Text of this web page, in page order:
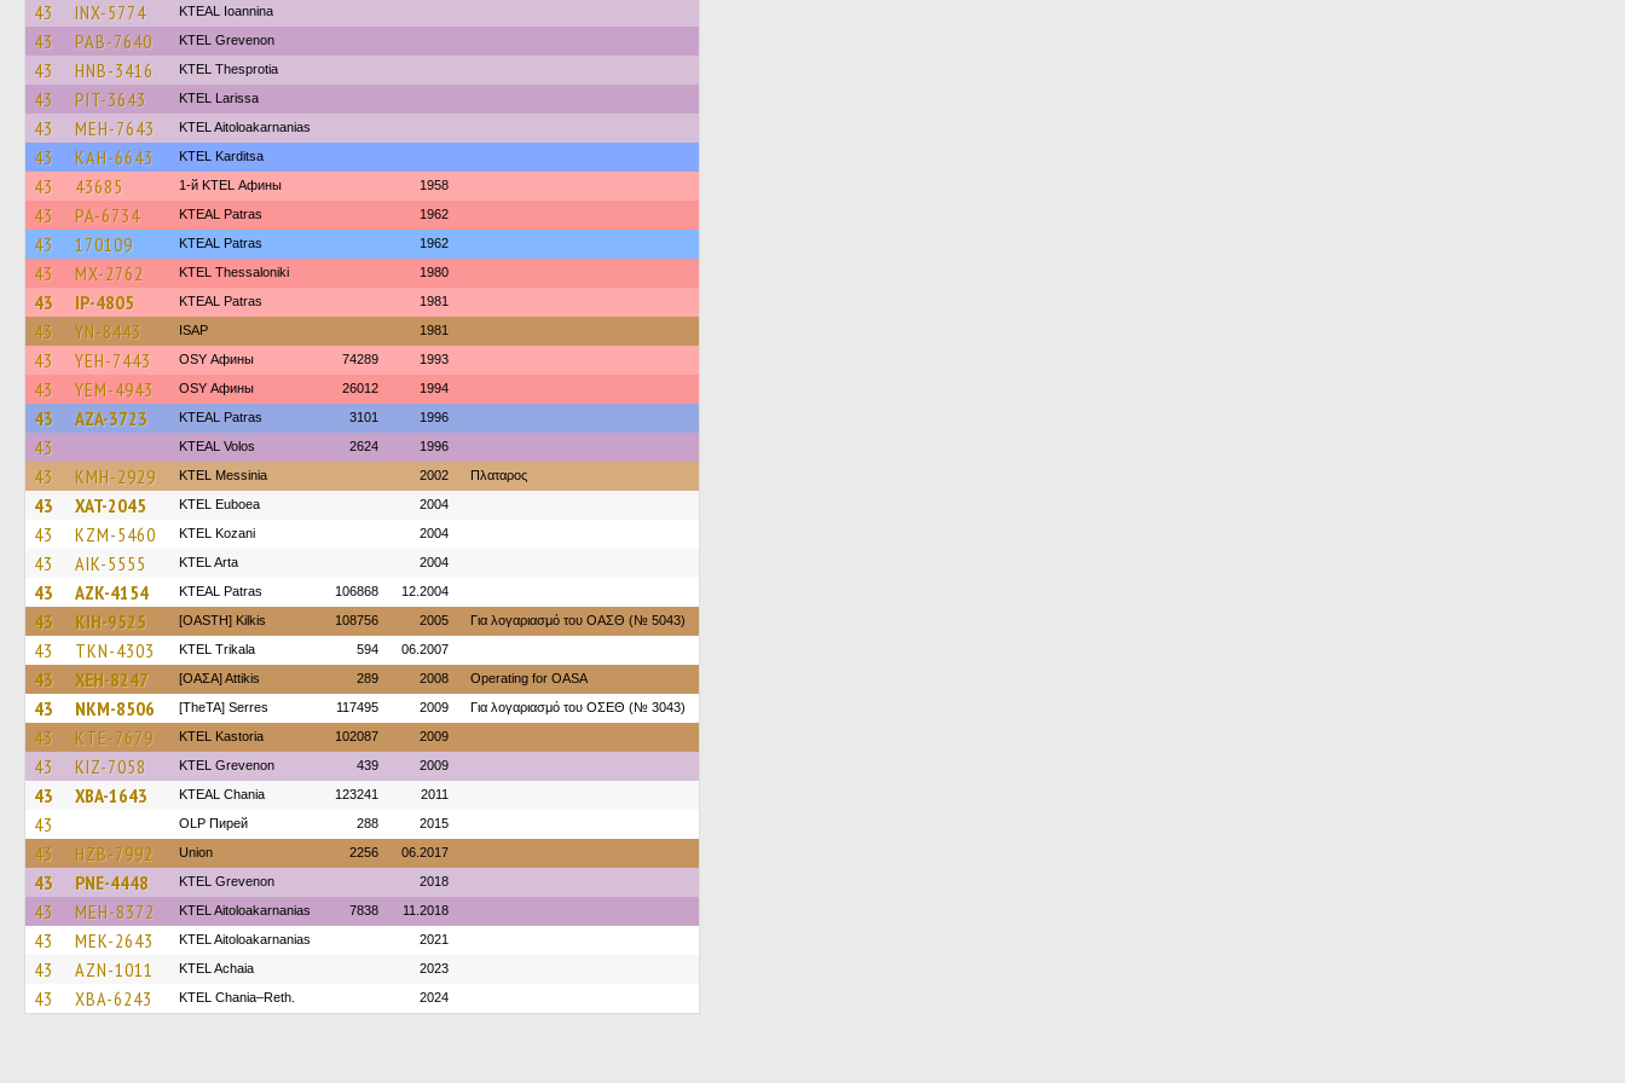
43 INX-5774 KTEAL Ioannina
43 PAB-7640 ΚΤΕL Grevenon
43 HNB-3416 KTEL Thesprotia
43 PIT-3643 KTEL Larissa
43 MEH-7643 KTEL Aitoloakarnanias
43 KAH-6643 ΚΤΕL Karditsa
43 43685 1-й KTEL Афины 1958
43 PA-6734 KTEAL Patras 1962
43 170109 KTEAL Patras 1962
43 MX-2762 KTEL Thessaloniki 1980
43 IP-4805 KTEAL Patras 1981
43 YN-8443 ISAP 1981
43 YEH-7443 OSY Афины 74289 1993
43 YEM-4943 OSY Афины 26012 1994
43 AZA-3723 KTEAL Patras 3101 1996
43 KTEAL Volos 2624 1996
43 KMH-2929 KTEL Messinia 2002 Πλαταρος
43 XAT-2045 ΚΤΕL Euboea 2004
43 KZM-5460 ΚΤΕL Kozani 2004
43 AIK-5555 KTEL Arta 2004
43 AZK-4154 KTEAL Patras 106868 12.2004
43 KIH-9525 [OASTH] Kilkis 108756 2005 Για λογαριασμό του ΟΑΣΘ (№ 5043)
43 TKN-4303 ΚΤΕL Τrikala 594 06.2007
43 XEH-8247 [ΟΑΣΑ] Αttikis 289 2008 Operating for OASA
43 NKM-8506 [TheTA] Serres 117495 2009 Για λογαριασμό του ΟΣΕΘ (№ 3043)
43 KTE-7679 KTEL Kastoria 102087 2009
43 KIZ-7058 ΚΤΕL Grevenon 439 2009
43 XBA-1643 KTEAL Chania 123241 2011
43 OLP Пирей 288 2015
43 HZB-7992 Union 2256 06.2017
43 PNE-4448 ΚΤΕL Grevenon 2018
43 MEH-8372 KTEL Aitoloakarnanias 7838 11.2018
43 MEK-2643 KTEL Aitoloakarnanias 2021
43 AZN-1011 KTEL Achaia 2023
43 XBA-6243 KTEL Chania–Reth. 2024